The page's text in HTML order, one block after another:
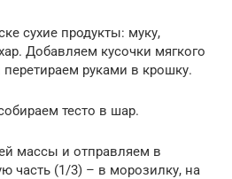
сухие продукты: муку,
Добавляем кусочки мягкого
руками в крошку.
тесто в шар.
массы и отправляем в
часть (1/3) – в морозилку, на